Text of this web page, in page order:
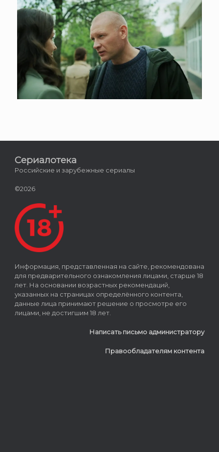
Сериалотека
Российские и зарубежные сериалы
©2026
Информация, представленная на сайте, рекомендована
для предварительного ознакомления лицами, старше 18
лет. На основании возрастных рекомендаций,
указанных на страницах определённого контента,
данные лица принимают решение о просмотре его
лицами, не достигшим 18 лет.
Написать письмо администратору
Правообладателям контента